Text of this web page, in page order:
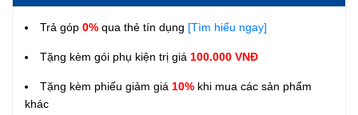
Trả góp 0% qua thẻ tín dụng [Tìm hiểu ngay]
Tặng kèm gói phụ kiện trị giá 100.000 VNĐ
Tặng kèm phiếu giảm giá 10% khi mua các sản phẩm
khác